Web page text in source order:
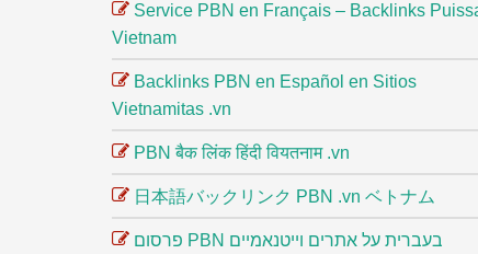
Service PBN en Français – Backlinks
Vietnam
Backlinks PBN en Español en Sitios
Vietnamitas .vn
PBN बैक लिंक हिंदी वियतनाम .vn
日本語バックリンク PBN .vn ベトナム
פרסום PBN בעברית על אתרים וייטנאמיים